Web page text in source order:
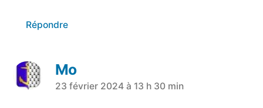
Répondre
Mo
23 février 2024 à 13 h 30 min